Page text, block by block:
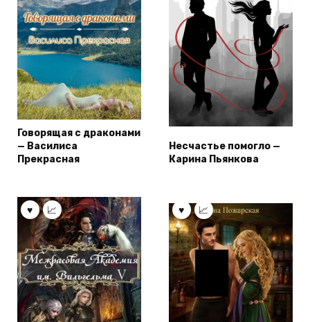
Говорящая с драконами
— Василиса
Прекрасная
Несчастье помогло —
Карина Пьянкова